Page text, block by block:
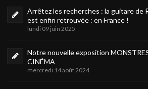
Arrêtez les recherches : la guitare de
est enfin retrouvée : en France !
lundi 09 juin 2025
Notre nouvelle exposition
CINÉMA
mercredi 14 août 2024